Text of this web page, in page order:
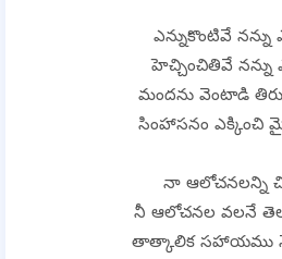
ఎన్నుకొంటివే నన్ను
హెచ్చించితివే నన్ను
మందను వెంటాడి
సింహాసనం ఎక్కించి
నా ఆలోచనలన్ని
నీ ఆలోచనల వలనే
తాత్కాలిక సహాయము